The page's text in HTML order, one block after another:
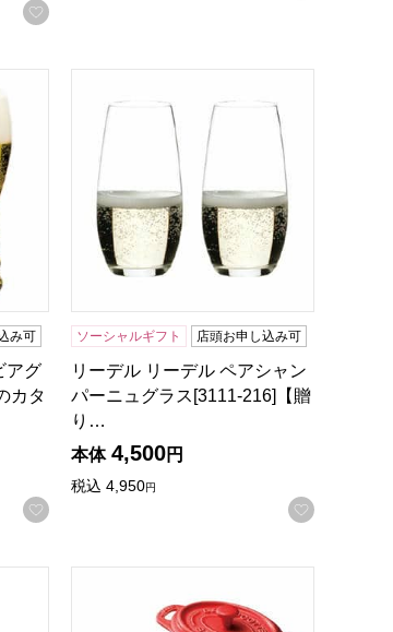
お気に入りに登録する
み可
アグ
カタ
お気に入りに登録する
ソーシャルギフト 店頭お申し込み可
リーデル リーデル ペアシャン
パーニュグラス[3111-216]【贈
り…
本体 4,500円
税込 4,950円
お気に入
ルー)【贈りものカタログ】